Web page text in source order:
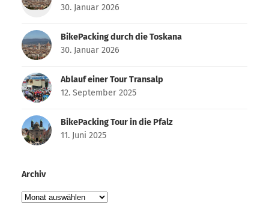
30. Januar 2026
BikePacking durch die Toskana
30. Januar 2026
Ablauf einer Tour Transalp
12. September 2025
BikePacking Tour in die Pfalz
11. Juni 2025
Archiv
Archiv